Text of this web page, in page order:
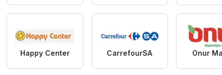
Happy Center CarrefourSA Onur